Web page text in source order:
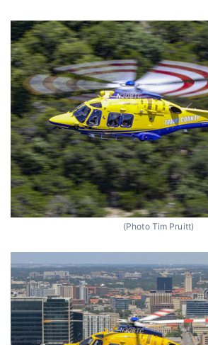
(Photo Tim Pruitt)